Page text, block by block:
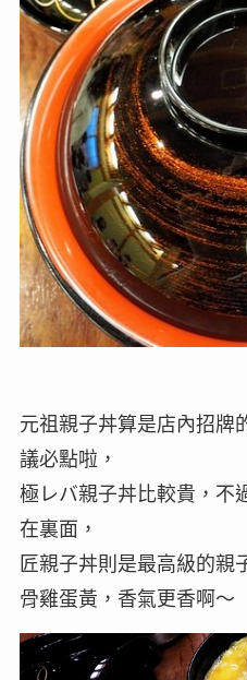
元祖親子丼算是店內招牌
議必點啦，
極レバ親子丼比較貴，不
在裏面，
匠親子丼則是最高級的親
骨雞蛋黃，香氣更香啊～